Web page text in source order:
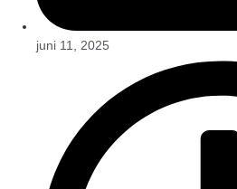
juni 11, 2025